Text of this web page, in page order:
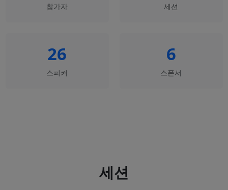
참가자 세션
26
스피커
6
스폰서
세션